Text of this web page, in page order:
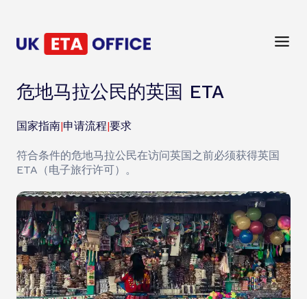
危地马拉公民的英国 ETA
国家指南|申请流程|要求
符合条件的危地马拉公民在访问英国之前必须获得英国
ETA（电子旅行许可）。